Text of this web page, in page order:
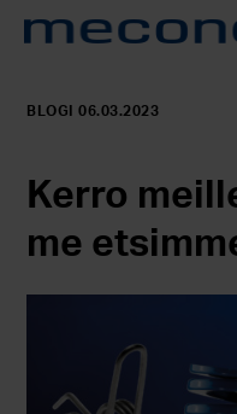
BLOGI 06.03.2023
Kerro
me